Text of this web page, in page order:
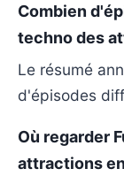
Combien
techno des
Le résumé
d'épisodes
Où regarder
attractions